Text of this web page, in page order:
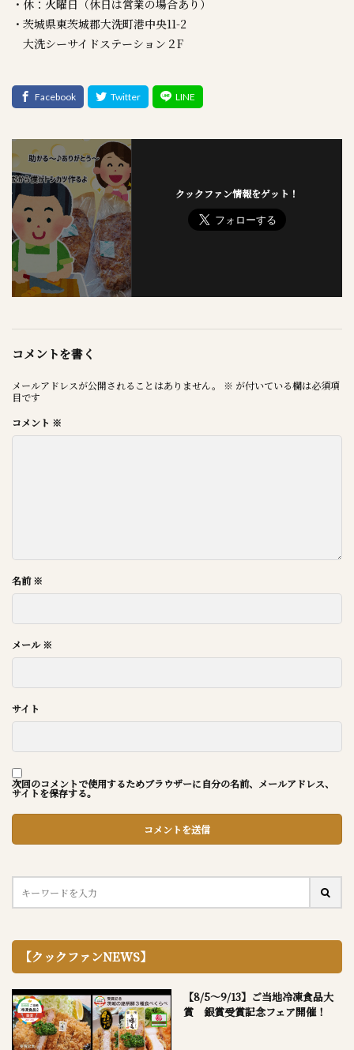
・休：火曜日（休日は営業の場合あり）
・茨城県東茨城郡大洗町港中央11-2
大洗シーサイドステーション２F
クックファン情報をゲット！
コメントを書く
メールアドレスが公開されることはありません。 ※ が付いている欄は必須項
目です
コメント ※
名前※
メール※
サイト
次回のコメントで使用するためブラウザーに自分の名前、メールアドレス、
サイトを保存する。
【クックファンNEWS】
【8/5～9/13】ご当地冷凍食品大
賞 銀賞受賞記念フェア開催！